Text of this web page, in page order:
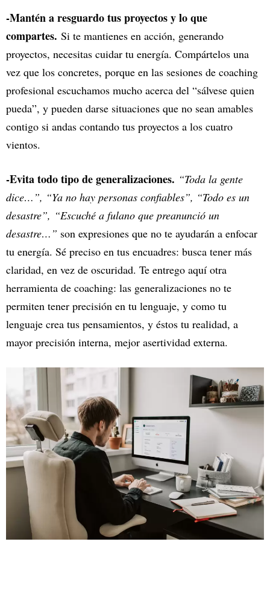
-Mantén a resguardo tus proyectos y lo que
compartes. Si te mantienes en acción, generando
proyectos, necesitas cuidar tu energía. Compártelos una
vez que los concretes, porque en las sesiones de coaching
profesional escuchamos mucho acerca del “sálvese quien
pueda”, y pueden darse situaciones que no sean amables
contigo si andas contando tus proyectos a los cuatro
vientos.
-Evita todo tipo de generalizaciones. “Toda la gente
dice…”, “Ya no hay personas confiables”, “Todo es un
desastre”, “Escuché a fulano que preanunció un
desastre…” son expresiones que no te ayudarán a enfocar
tu energía. Sé preciso en tus encuadres: busca tener más
claridad, en vez de oscuridad. Te entrego aquí otra
herramienta de coaching: las generalizaciones no te
permiten tener precisión en tu lenguaje, y como tu
lenguaje crea tus pensamientos, y éstos tu realidad, a
mayor precisión interna, mejor asertividad externa.